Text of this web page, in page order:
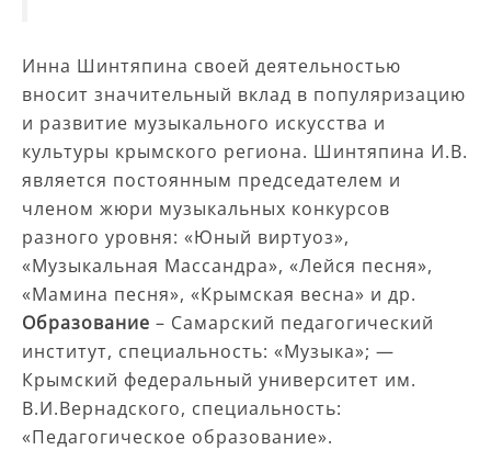
Инна Шинтяпина своей деятельностью
вносит значительный вклад в популяризацию
и развитие музыкального искусства и
культуры крымского региона. Шинтяпина И.В.
является постоянным председателем и
членом жюри музыкальных конкурсов
разного уровня: «Юный виртуоз»,
«Музыкальная Массандра», «Лейся песня»,
«Мамина песня», «Крымская весна» и др.
Образование – Самарский педагогический
институт, специальность: «Музыка»; —
Крымский федеральный университет им.
В.И.Вернадского, специальность:
«Педагогическое образование».